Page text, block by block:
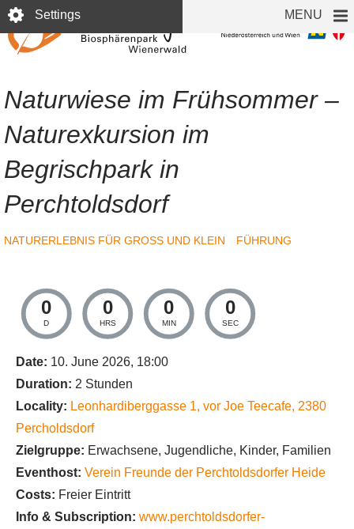
Skip
to
main
Settings MENU
Naturwiese im Frühsommer –
Naturexkursion im
Begrischpark in
Perchtoldsdorf
NATURERLEBNIS FÜR GROSS UND KLEIN FÜHRUNG
0
D
0
HRS
0
MIN
0
SEC
Date: 10. June 2026, 18:00
Duration: 2 Stunden
Locality: Leonhardiberggasse 1, vor Joe Teecafe, 2380
Percholdsdorf
Zielgruppe: Erwachsene, Jugendliche, Kinder, Familien
Eventhost: Verein Freunde der Perchtoldsdorfer Heide
Costs: Freier Eintritt
Info & Subscription: www.perchtoldsdorfer-